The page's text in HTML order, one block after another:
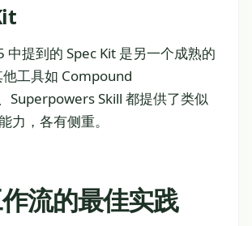
提到的 Spec Kit 是另一个成熟的
工具如 Compound
Superpowers Skill 都提供了类似
力，各有侧重。
流的最佳实践